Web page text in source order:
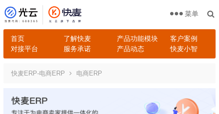
首页 了解快麦 产品功能模块
客户案例
对接平台
服务承诺 产品动态 快麦小智
菜单
快麦ERP-电商ERP 电商ERP